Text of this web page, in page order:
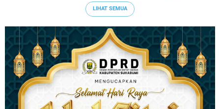
LIHAT SEMUA